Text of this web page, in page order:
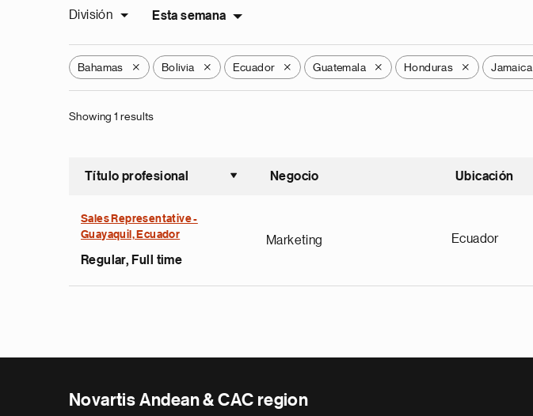
División Esta semana
Bahamas X Bolivia X Ecuador X Guatemala X Honduras X Jamaica
Showing 1 results
Título profesional
Ordenar ascendente
Negocio Ubicación
Sales Representative -
Guayaquil, Ecuador
Regular, Full time
Marketing Ecuador
Novartis Andean & CAC region